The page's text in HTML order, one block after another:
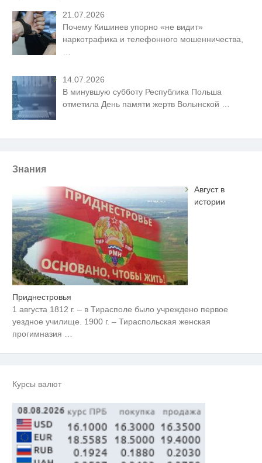
21.07.2026
Почему Кишинев упорно «не видит»
наркотрафика и телефонного мошенничества,
14.07.2026
В минувшую субботу Республика Польша
отметила День памяти жертв Волынской
Знания
Август в
истории
Приднестровья
1 августа 1812 г. – в Тирасполе было учреждено первое
уездное училище. 1900 г. – Тираспольская женская
прогимназия …
Курсы валют